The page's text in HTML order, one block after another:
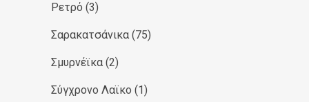
Ρετρό (3)
Σαρακατσάνικα (75)
Σμυρνέϊκα (2)
Σύγχρονο Λαϊκο (1)